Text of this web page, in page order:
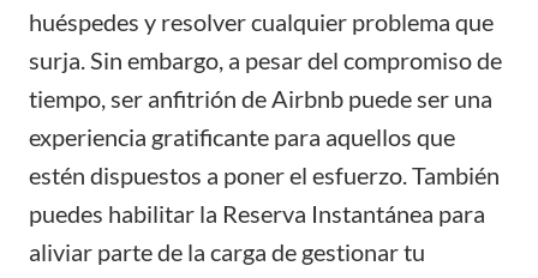
huéspedes y resolver cualquier problema que
surja. Sin embargo, a pesar del compromiso de
tiempo, ser anfitrión de Airbnb puede ser una
experiencia gratificante para aquellos que
estén dispuestos a poner el esfuerzo. También
puedes habilitar la Reserva Instantánea para
aliviar parte de la carga de gestionar tu